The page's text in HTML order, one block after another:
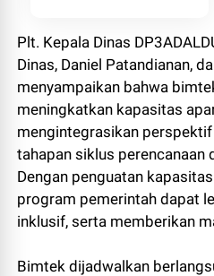
Plt. Kepala Dinas
Dinas, Daniel Patandianan,
menyampaikan bahwa
meningkatkan kapasitas
mengintegrasikan
tahapan siklus perencanaan
Dengan penguatan
program pemerintah dapat
inklusif, serta memberikan
Bimtek dijadwalkan